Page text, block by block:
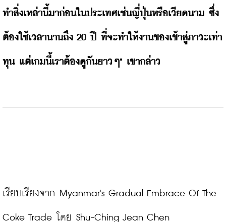
ทำสิ่งเหล่านี้มาก่อนในประเทศเช่นญี่ปุ่นหรือเวียดนาม ซึ่ง
ต้องใช้เวลานานถึง 20 ปี ที่จะทำให้งานของเข้าสู่ภาวะเท่า
ทุน แต่เกมนี้เราต้องดูกันยาวๆ" เขากล่าว
เรียบเรียงจาก Myanmar's Gradual Embrace Of The
Coke Trade โดย Shu-Ching Jean Chen